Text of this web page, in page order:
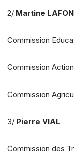
2/ Martine
Commission
Commission
Commission
3/ Pierre VIAL
Commission des